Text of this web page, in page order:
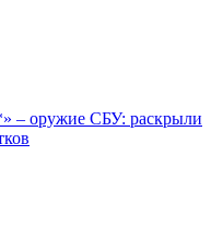
– оружие СБУ: раскрыли